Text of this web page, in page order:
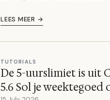
LEES MEER →
TUTORIALS
De 5-uurslimiet is uit
5.6 Sol je weektegoed